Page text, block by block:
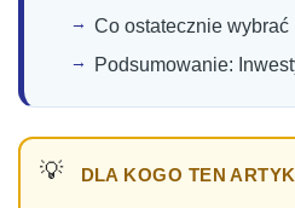
Co ostatecznie
Podsumowanie:
DLA KOGO TEN